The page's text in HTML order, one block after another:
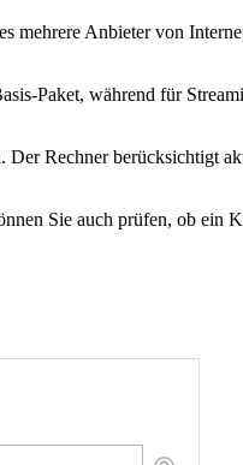
Anbieter von
während für
Der Rechner berücksichtigt
Sie auch prüfen, ob ein